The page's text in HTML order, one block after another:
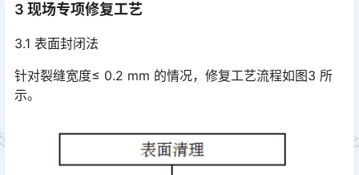
3 现场专项修复工艺
3.1 表面封闭法
针对裂缝宽度≤ 0.2 mm 的情况，修复工艺流程如图3 所
示。